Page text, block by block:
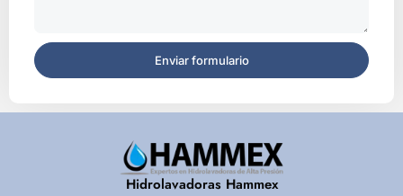
Enviar formulario
Hidrolavadoras Hammex